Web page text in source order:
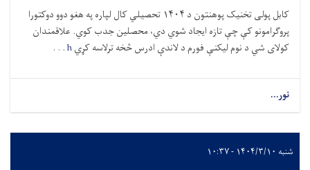
کابل پولی تخنیک پوهنتون د ۱۴۰۴ تحصیليکال لپاره په هغو دوو دوکتورا
پروګرامونو کې چې تازه ایجاد شوي دي، محصلینجدب کوي. علاقمندان
کولای شي د نوم‌لیکنې فورم د لاندې ادرسڅخه ترلاسه کړيh . . .
نور...
شنبه ۱۴۰۴/۳/۱۰ - ۱۰:۳۷